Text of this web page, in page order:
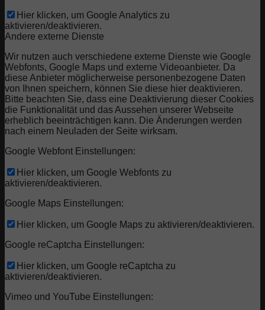
Hier klicken, um Google Analytics zu
aktivieren/deaktivieren.
Andere externe Dienste
Wir nutzen auch verschiedene externe Dienste wie Google
Webfonts, Google Maps und externe Videoanbieter. Da
diese Anbieter möglicherweise personenbezogene Daten
von Ihnen speichern, können Sie diese hier deaktivieren.
Bitte beachten Sie, dass eine Deaktivierung dieser Cookies
die Funktionalität und das Aussehen unserer Webseite
erheblich beeinträchtigen kann. Die Änderungen werden
nach einem Neuladen der Seite wirksam.
Google Webfont Einstellungen:
Hier klicken, um Google Webfonts zu
aktivieren/deaktivieren.
Google Maps Einstellungen:
Hier klicken, um Google Maps zu aktivieren/deaktivieren.
Google reCaptcha Einstellungen:
Hier klicken, um Google reCaptcha zu
aktivieren/deaktivieren.
Vimeo und YouTube Einstellungen: